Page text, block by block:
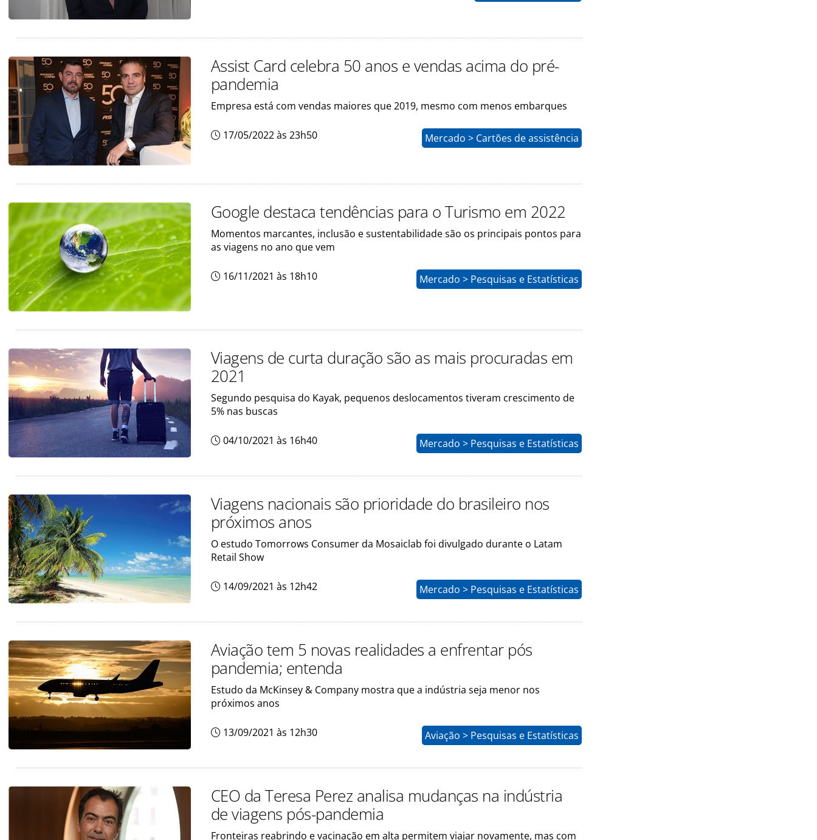
Assist Card celebra 50 anos e vendas acima do pré-
pandemia
Empresa está com vendas maiores que 2019, mesmo com menos embarques
17/05/2022 às 23h50 Mercado > Cartões de assistência
Google destaca tendências para o Turismo em 2022
Momentos marcantes, inclusão e sustentabilidade são os principais pontos para
as viagens no ano que vem
16/11/2021 às 18h10 Mercado > Pesquisas e Estatísticas
Viagens de curta duração são as mais procuradas em
2021
Segundo pesquisa do Kayak, pequenos deslocamentos tiveram crescimento de
5% nas buscas
04/10/2021 às 16h40 Mercado > Pesquisas e Estatísticas
Viagens nacionais são prioridade do brasileiro nos
próximos anos
O estudo Tomorrows Consumer da Mosaiclab foi divulgado durante o Latam
Retail Show
14/09/2021 às 12h42 Mercado > Pesquisas e Estatísticas
Aviação tem 5 novas realidades a enfrentar pós
pandemia; entenda
Estudo da McKinsey & Company mostra que a indústria seja menor nos
próximos anos
13/09/2021 às 12h30 Aviação > Pesquisas e Estatísticas
CEO da Teresa Perez analisa mudanças na indústria
de viagens pós-pandemia
Fronteiras reabrindo e vacinação em alta permitem viajar novamente, mas com